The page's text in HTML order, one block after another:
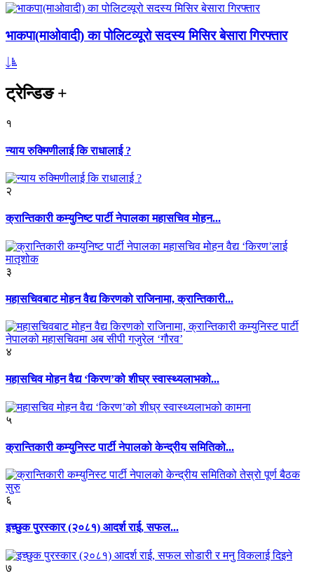
भाकपा(माओवादी) का पोलिटव्यूरो सदस्य मिसिर बेसारा गिरफ्तार
ट्रेन्डिङ+
१
न्याय रुक्मिणीलाई कि राधालाई ?
२
क्रान्तिकारी कम्युनिष्ट पार्टी नेपालका महासचिव मोहन...
३
महासचिवबाट मोहन वैद्य किरणको राजिनामा, क्रान्तिकारी...
४
महासचिव मोहन वैद्य ‘किरण’को शीघ्र स्वास्थ्यलाभको...
५
क्रान्तिकारी कम्युनिस्ट पार्टी नेपालको केन्द्रीय समितिको...
६
इच्छुक पुरस्कार (२०८१) आदर्श राई, सफल...
७